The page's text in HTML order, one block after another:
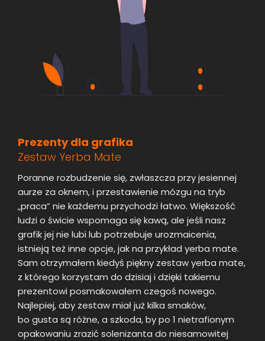
Prezenty dla grafika
Zestaw Yerba Mate
Poranne rozbudzenie się, zwłaszcza przy jesiennej
aurze za oknem, i przestawienie mózgu na tryb
„praca” nie każdemu przychodzi łatwo. Większość
ludzi o świcie wspomaga się kawą, ale jeśli nasz
grafik jej nie lubi lub potrzebuje urozmaicenia,
istnieją też inne opcje, jak na przykład yerba mate.
Sam otrzymałem kiedyś piękny zestaw yerba mate,
z którego korzystam do dzisiaj i dzięki takiemu
prezentowi posmakowałem czegoś nowego.
Najlepiej, aby zestaw miał już kilka smaków,
bo gusta są różne, a szkoda, by po 1 nietrafionym
opakowaniu zrazić solenizanta do niesamowitej